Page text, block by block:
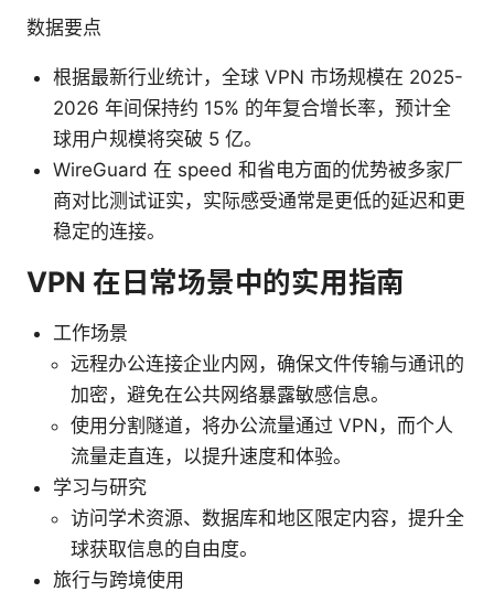
数据要点
根据最新行业统计，全球 VPN 市场规模在 2025-
2026 年间保持约 15% 的年复合增长率，预计全
球用户规模将突破 5 亿。
WireGuard 在 speed 和省电方面的优势被多家厂
商对比测试证实，实际感受通常是更低的延迟和更
稳定的连接。
VPN 在日常场景中的实用指南
工作场景
远程办公连接企业内网，确保文件传输与通讯的
加密，避免在公共网络暴露敏感信息。
使用分割隧道，将办公流量通过 VPN，而个人
流量走直连，以提升速度和体验。
学习与研究
访问学术资源、数据库和地区限定内容，提升全
球获取信息的自由度。
旅行与跨境使用